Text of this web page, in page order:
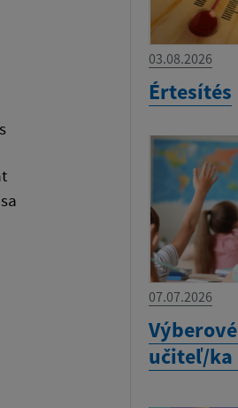
03.08.2026
Értesítés
07.07.2026
učiteľ/ka